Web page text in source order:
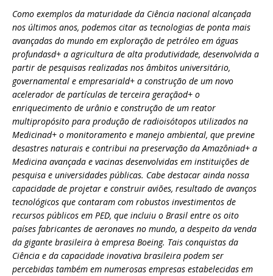
Como exemplos da maturidade da Ciência nacional alcançada
nos últimos anos, podemos citar as tecnologias de ponta mais
avançadas do mundo em exploração de petróleo em águas
profundasd+ a agricultura de alta produtividade, desenvolvida a
partir de pesquisas realizadas nos âmbitos universitário,
governamental e empresariald+ a construção de um novo
acelerador de partículas de terceira geraçãod+ o
enriquecimento de urânio e construção de um reator
multipropósito para produção de radioisótopos utilizados na
Medicinad+ o monitoramento e manejo ambiental, que previne
desastres naturais e contribui na preservação da Amazôniad+ a
Medicina avançada e vacinas desenvolvidas em instituições de
pesquisa e universidades públicas. Cabe destacar ainda nossa
capacidade de projetar e construir aviões, resultado de avanços
tecnológicos que contaram com robustos investimentos de
recursos públicos em PED, que incluiu o Brasil entre os oito
países fabricantes de aeronaves no mundo, a despeito da venda
da gigante brasileira à empresa Boeing. Tais conquistas da
Ciência e da capacidade inovativa brasileira podem ser
percebidas também em numerosas empresas estabelecidas em